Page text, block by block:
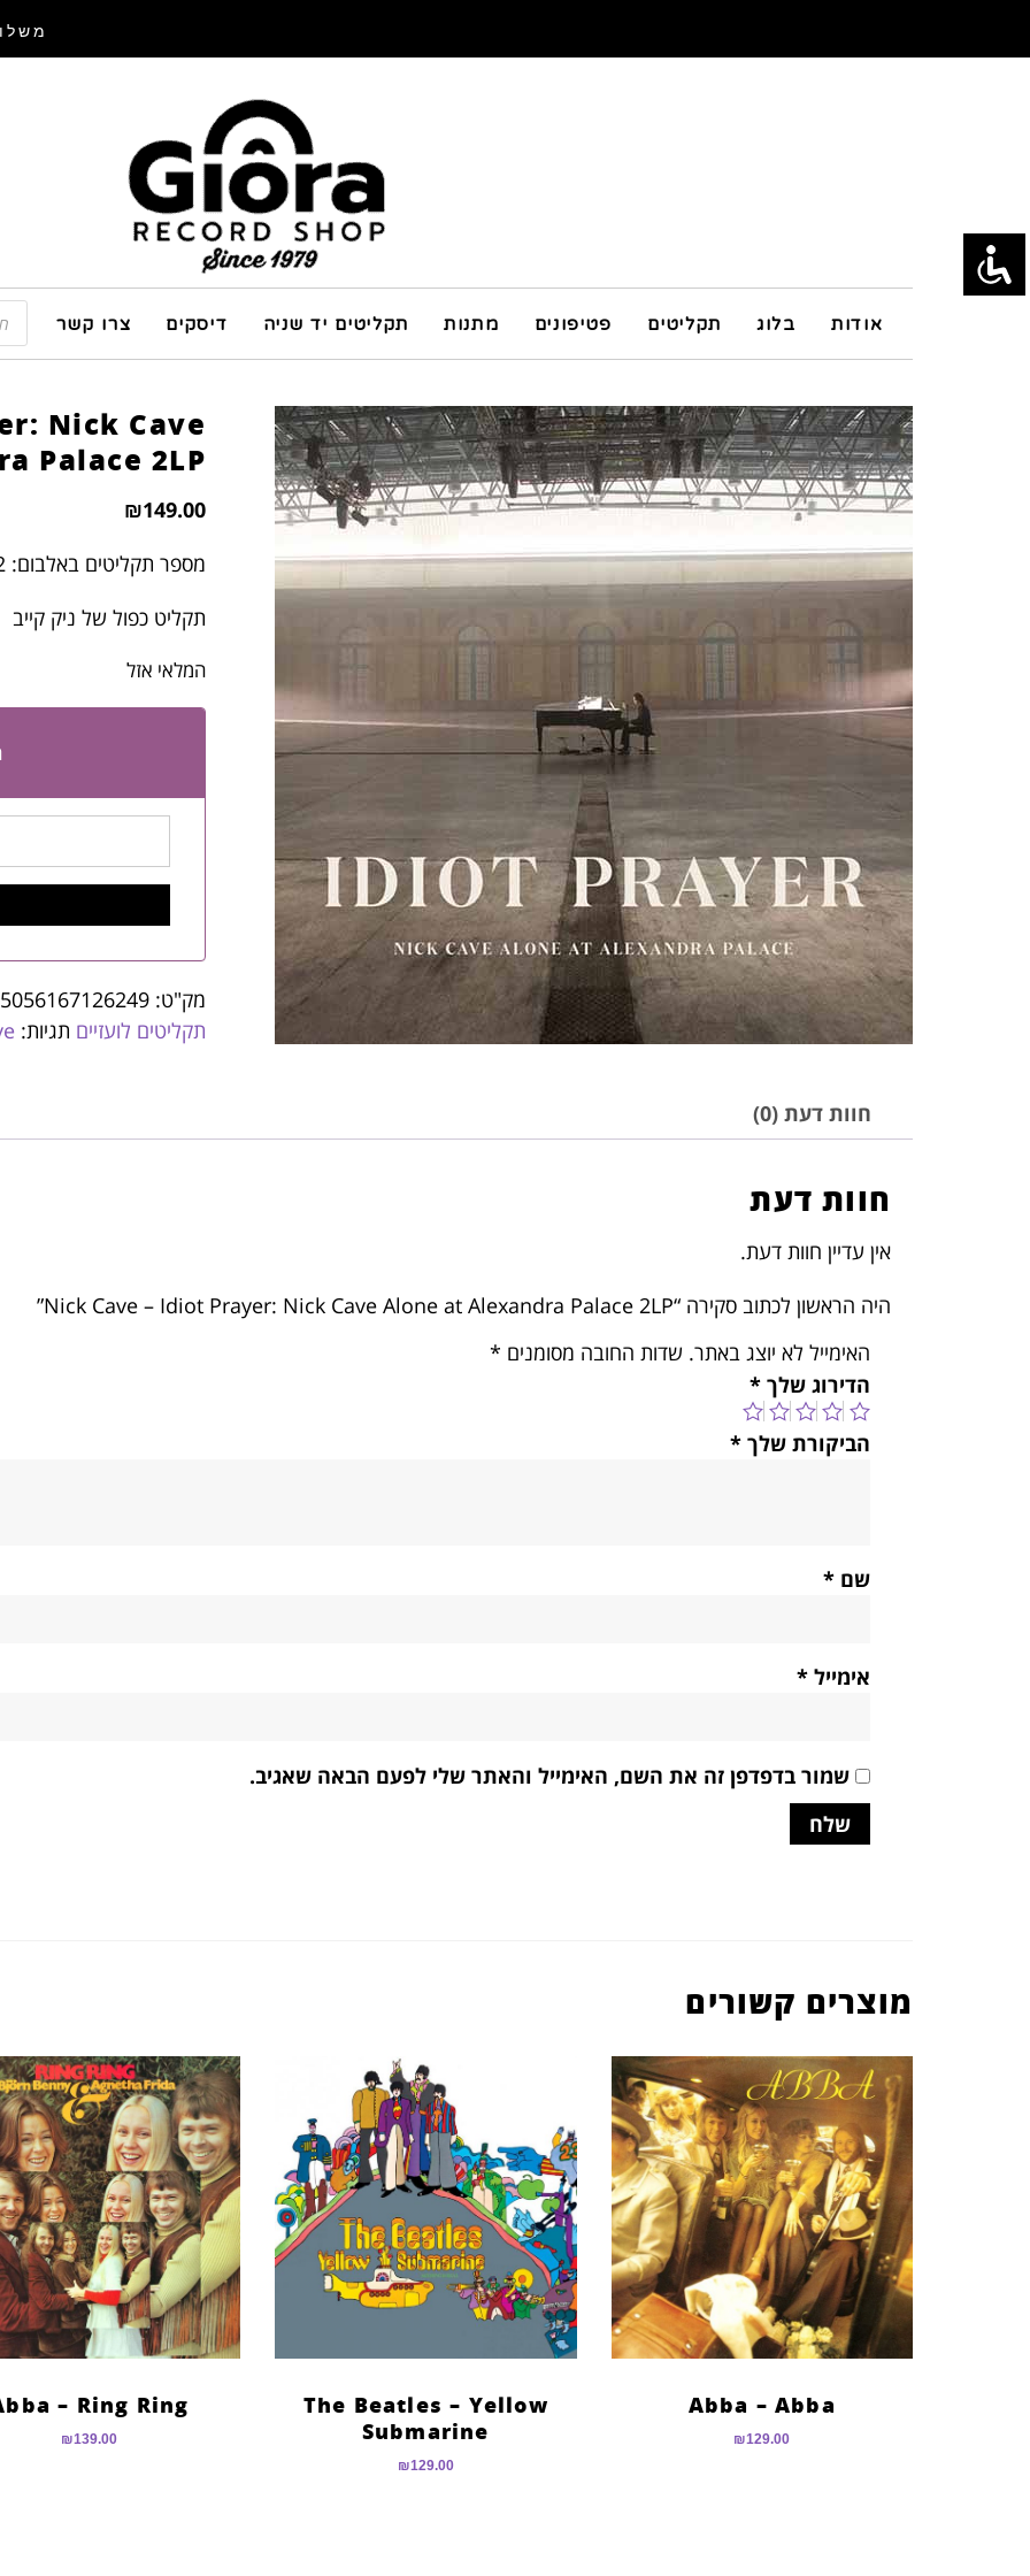
אודות בלוג תקליטים פטיפונים מתנות תקליטים יד שניה דיסקים צרו קשר
Nick Cave
Palace 2LP
₪149.00
מספר תקליטים באלבום: 2
תקליט כפול של ניק קייב
המלאי אזל
מק"ט: 5056167126249
תקליטים לועזיים תגיות:
חוות דעת (0)
חוות דעת
אין עדיין חוות דעת.
היה הראשון לכתוב סקירה “Nick Cave – Idiot Prayer: Nick Cave Alone at Alexandra Palace 2LP”
האימייל לא יוצג באתר. שדות החובה מסומנים *
הדירוג שלך *
הביקורת שלך *
שם *
אימייל *
שמור בדפדפן זה את השם, האימייל והאתר שלי לפעם הבאה שאגיב.
מוצרים קשורים
Abba – Abba
₪129.00
The Beatles – Yellow
Submarine
₪129.00
– Ring Ring
₪139.00